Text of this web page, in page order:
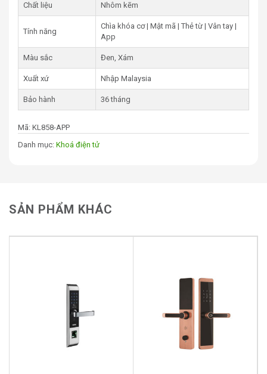
Chất liệu Nhôm kẽm
Tính năng
Chìa khóa cơ | Mật mã | Thẻ từ | Vân tay |
App
Màu sắc Đen, Xám
Xuất xứ Nhập Malaysia
Bảo hành 36 tháng
Mã: KL858-APP
Danh mục: Khoá điện tử
SẢN PHẨM KHÁC